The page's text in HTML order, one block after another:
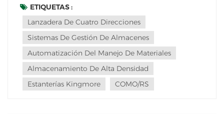
centros de distribución. Ofrece varias ventajas que lo
convierten en una opción popular para muchas
empresas. Aquí hay algunas razones para elegir un...
ETIQUETAS :
Lanzadera De Cuatro Direcciones
Sistemas De Gestión De Almacenes
Automatización Del Manejo De Materiales
Almacenamiento De Alta Densidad
Estanterías Kingmore
COMO/RS